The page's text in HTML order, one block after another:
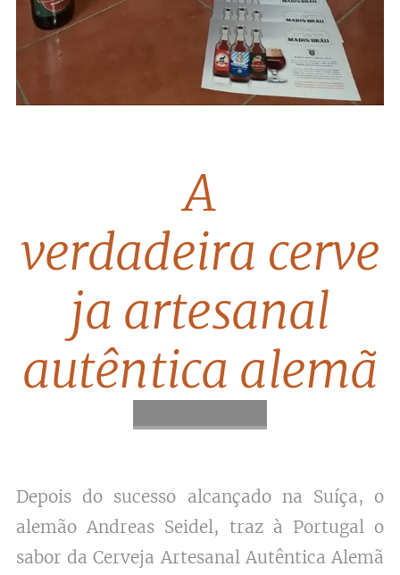
A
verdadeira cerve
ja artesanal
autêntica alemã
Depois do sucesso alcançado na Suíça, o
alemão Andreas Seidel, traz à Portugal o
sabor da Cerveja Artesanal Autêntica Alemã